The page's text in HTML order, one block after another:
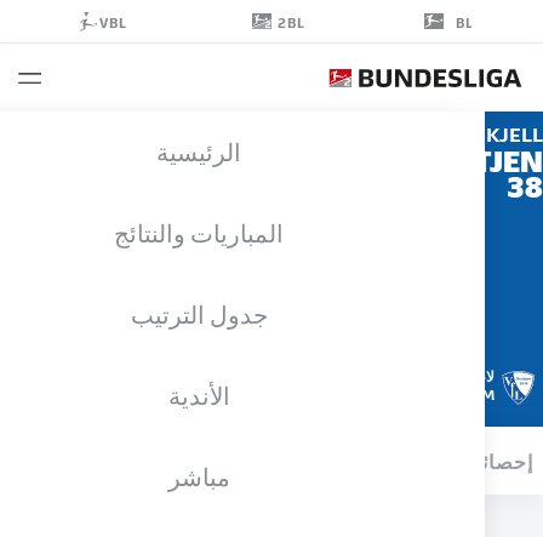
الرئيسية
المباريات والنتائج
جدول الترتيب
الأندية
مباشر
لاعب وسط
BOCHUM
موسم 2025/2026